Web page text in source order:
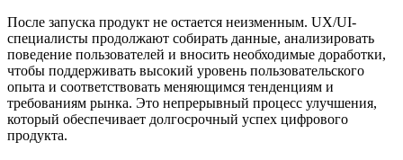
После запуска продукт не остается неизменным. UX/UI-
специалисты продолжают собирать данные, анализировать
поведение пользователей и вносить необходимые доработки,
чтобы поддерживать высокий уровень пользовательского
опыта и соответствовать меняющимся тенденциям и
требованиям рынка. Это непрерывный процесс улучшения,
который обеспечивает долгосрочный успех цифрового
продукта.